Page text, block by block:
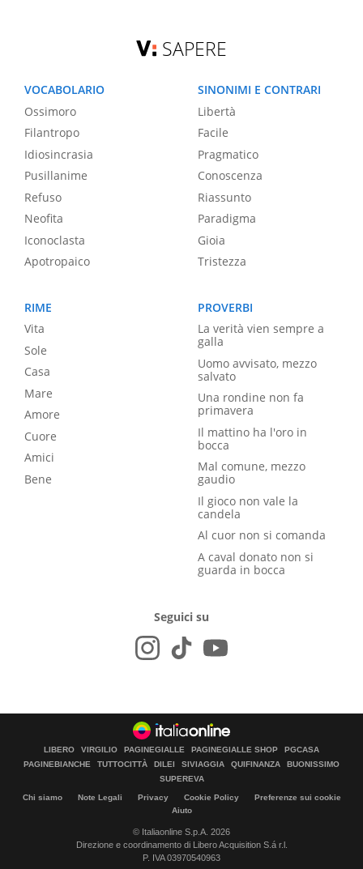
SAPERE
VOCABOLARIO
Ossimoro
Filantropo
Idiosincrasia
Pusillanime
Refuso
Neofita
Iconoclasta
Apotropaico
SINONIMI E CONTRARI
Libertà
Facile
Pragmatico
Conoscenza
Riassunto
Paradigma
Gioia
Tristezza
RIME
Vita
Sole
Casa
Mare
Amore
Cuore
Amici
Bene
PROVERBI
La verità vien sempre a
galla
Uomo avvisato, mezzo
salvato
Una rondine non fa
primavera
Il mattino ha l'oro in
bocca
Mal comune, mezzo
gaudio
Il gioco non vale la
candela
Al cuor non si comanda
A caval donato non si
guarda in bocca
Seguici su
LIBERO VIRGILIO PAGINEGIALLE PAGINEGIALLE SHOP
PGCASA
PAGINEBIANCHE
TUTTOCITTÀ DILEI SIVIAGGIA QUIFINANZA
BUONISSIMO
SUPEREVA
Chi siamo Note Legali Privacy Cookie Policy
Preferenze sui cookie
Aiuto
© Italiaonline S.p.A. 2026
Direzione e coordinamento di Libero Acquisition S.á r.l.
P. IVA 03970540963